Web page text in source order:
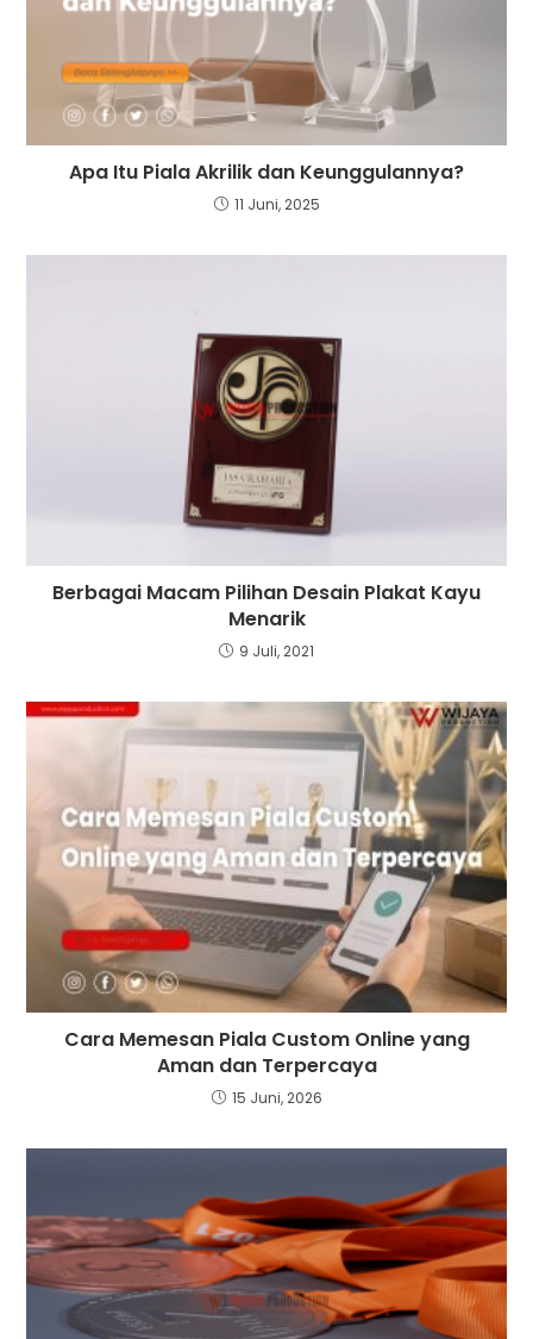
Apa Itu Piala Akrilik dan Keunggulannya?
11 Juni, 2025
Berbagai Macam Pilihan Desain Plakat Kayu
Menarik
9 Juli, 2021
Cara Memesan Piala Custom Online yang
Aman dan Terpercaya
15 Juni, 2026